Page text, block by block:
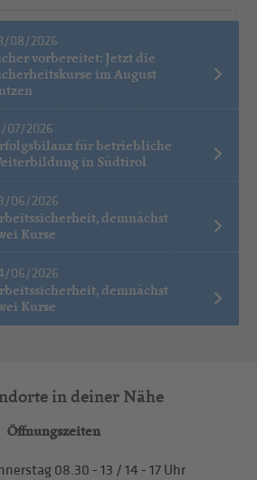
08/2026
vorbereitet: Jetzt die
im August
07/2026
für betriebliche
in Südtirol
06/2026
demnächst
Kurse
06/2026
demnächst
Kurse
in deiner Nähe
Öffnungszeiten
08.30 - 13 / 14 - 17 Uhr